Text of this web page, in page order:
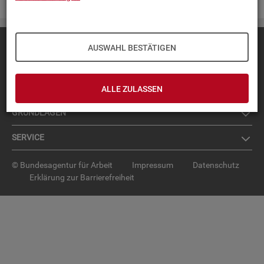
AUSWAHL BESTÄTIGEN
ALLE ZULASSEN
TOP-PRO­DUK­TE
IN­TER­AK­TI­VE STA­TIS­TI­KEN
GRUND­LA­GEN
SER­VICE
© Bundesagentur für Arbeit Impressum
Datenschutz
Erklärung zur Barrierefreiheit